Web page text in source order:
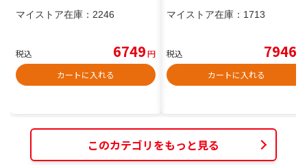
マイストア在庫： 2246
税込 6749円
カートに入れる
マイストア在庫： 1713
税込 7946
カートに入れる
このカテゴリをもっと見る